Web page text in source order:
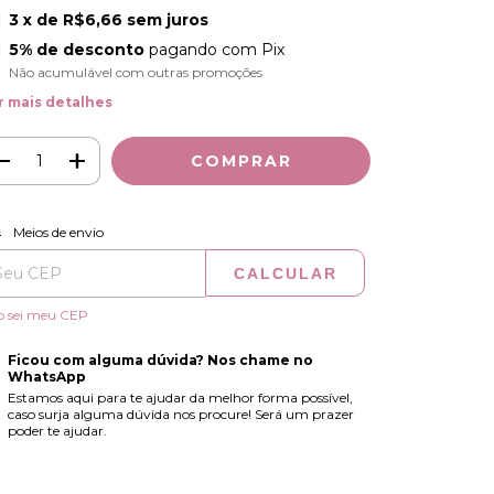
3 x de R$6,66 sem juros
5% de descontopagando com Pix
Não acumulável com outras promoções
mais detalhes
para o CEP:
Meios de envio
CALCULAR
sei meu CEP
Ficou com alguma dúvida? Nos chame no
WhatsApp
Estamos aqui para te ajudar da melhor forma possível,
caso surja alguma dúvida nos procure! Será um prazer
poder te ajudar.